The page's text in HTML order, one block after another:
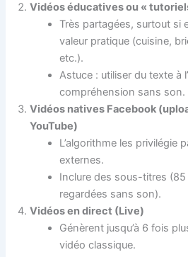
Vidéos éducatives ou «
Très partagées, surtout si
valeur pratique (cuisine,
etc.).
Astuce : utiliser du texte à
compréhension sans son.
Vidéos natives Facebook
YouTube)
L’algorithme les privilégie
externes.
Inclure des sous-titres
regardées sans son).
Vidéos en direct (Live)
Génèrent jusqu’à 6 fois
vidéo classique.